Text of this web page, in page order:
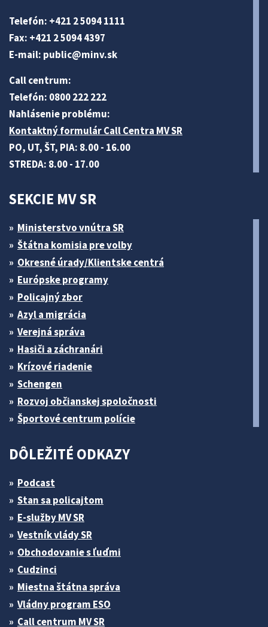
Telefón: +421 2 5094 1111
Fax: +421 2 5094 4397
E-mail: public@minv.sk
Call centrum:
Telefón: 0800 222 222
Nahlásenie problému:
Kontaktný formulár Call Centra MV SR
PO, UT, ŠT, PIA: 8.00 - 16.00
STREDA: 8.00 - 17.00
SEKCIE MV SR
Ministerstvo vnútra SR
Štátna komisia pre volby
Okresné úrady/Klientske centrá
Európske programy
Policajný zbor
Azyl a migrácia
Verejná správa
Hasiči a záchranári
Krízové riadenie
Schengen
Rozvoj občianskej spoločnosti
Športové centrum polície
DÔLEŽITÉ ODKAZY
Podcast
Stan sa policajtom
E-služby MV SR
Vestník vlády SR
Obchodovanie s ľuďmi
Cudzinci
Miestna štátna správa
Vládny program ESO
Call centrum MV SR